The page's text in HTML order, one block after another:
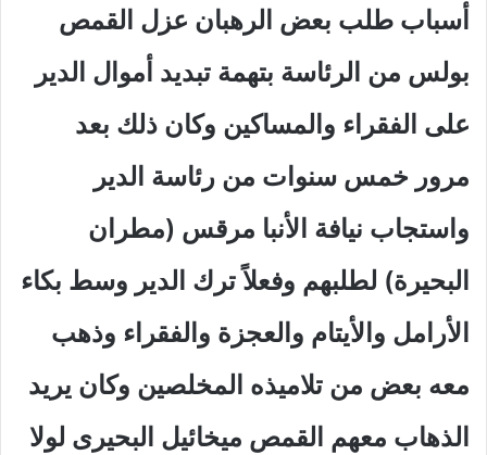
أسباب طلب بعض الرهبان عزل القمص
بولس من الرئاسة بتهمة تبديد أموال الدير
على الفقراء والمساكين وكان ذلك بعد
مرور خمس سنوات من رئاسة الدير
واستجاب نيافة الأنبا مرقس (مطران
البحيرة) لطلبهم وفعلاً ترك الدير وسط بكاء
الأرامل والأيتام والعجزة والفقراء وذهب
معه بعض من تلاميذه المخلصين وكان يريد
الذهاب معهم القمص ميخائيل البحيرى لولا